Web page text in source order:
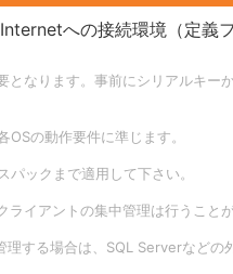
Internetへの接続環境（定義
なります。事前にシリアルキー
の動作要件に準じます。
ックまで適用して下さい。
イアントの集中管理は行うことが
する場合は、SQL Serverなどの